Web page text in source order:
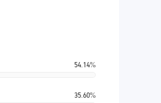
54.14%
35.60%